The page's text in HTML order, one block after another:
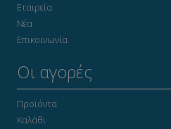
Εταιρεία
Νέα
Επικοινωνία
Οι αγορές
Προϊόντα
Καλάθι